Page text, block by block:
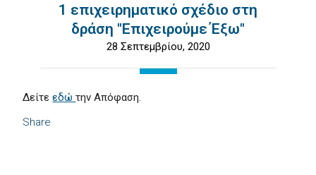
1 επιχειρηματικό σχέδιο στη
δράση "Επιχειρούμε Έξω"
28 Σεπτεμβρίου, 2020
Share
Δείτεεδώτην Απόφαση.